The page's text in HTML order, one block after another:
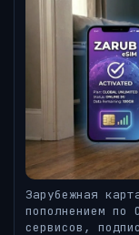
Зарубежная
пополнением по
сервисов,